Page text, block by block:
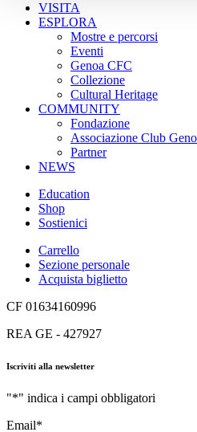
VISITA
ESPLORA
Mostre e percorsi
Eventi
Genoa CFC
Collezione
Cultural Heritage
COMMUNITY
Fondazione
Associazione Club
Partner
NEWS
Education
Shop
Sostienici
Carrello
Sezione personale
Acquista biglietto
CF 01634160996
REA GE - 427927
Iscriviti alla newsletter
"*" indica i campi obbligatori
Email*